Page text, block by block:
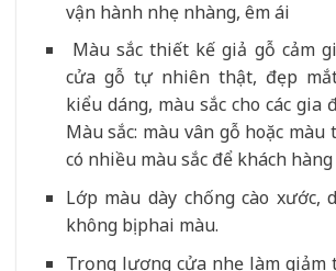
vận hành nhẹ nhàng, êm ái
Màu sắc thiết kế giả gỗ cảm
cửa gỗ tự nhiên thật, đẹp
kiểu dáng, màu sắc cho các gia
Màu sắc: màu vân gỗ hoặc màu
có nhiều màu sắc để khách
Lớp màu dày chống cào xước,
không bị phai màu.
Trọng lượng cửa nhẹ làm giảm